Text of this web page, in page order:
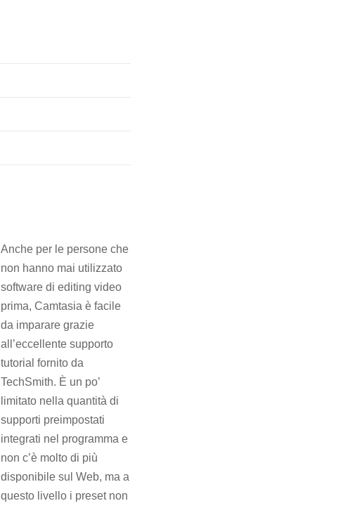
Anche per le persone che
non hanno mai utilizzato
software di editing video
prima, Camtasia è facile
da imparare grazie
all’eccellente supporto
tutorial fornito da
TechSmith. È un po’
limitato nella quantità di
supporti preimpostati
integrati nel programma e
non c’è molto di più
disponibile sul Web, ma a
questo livello i preset non